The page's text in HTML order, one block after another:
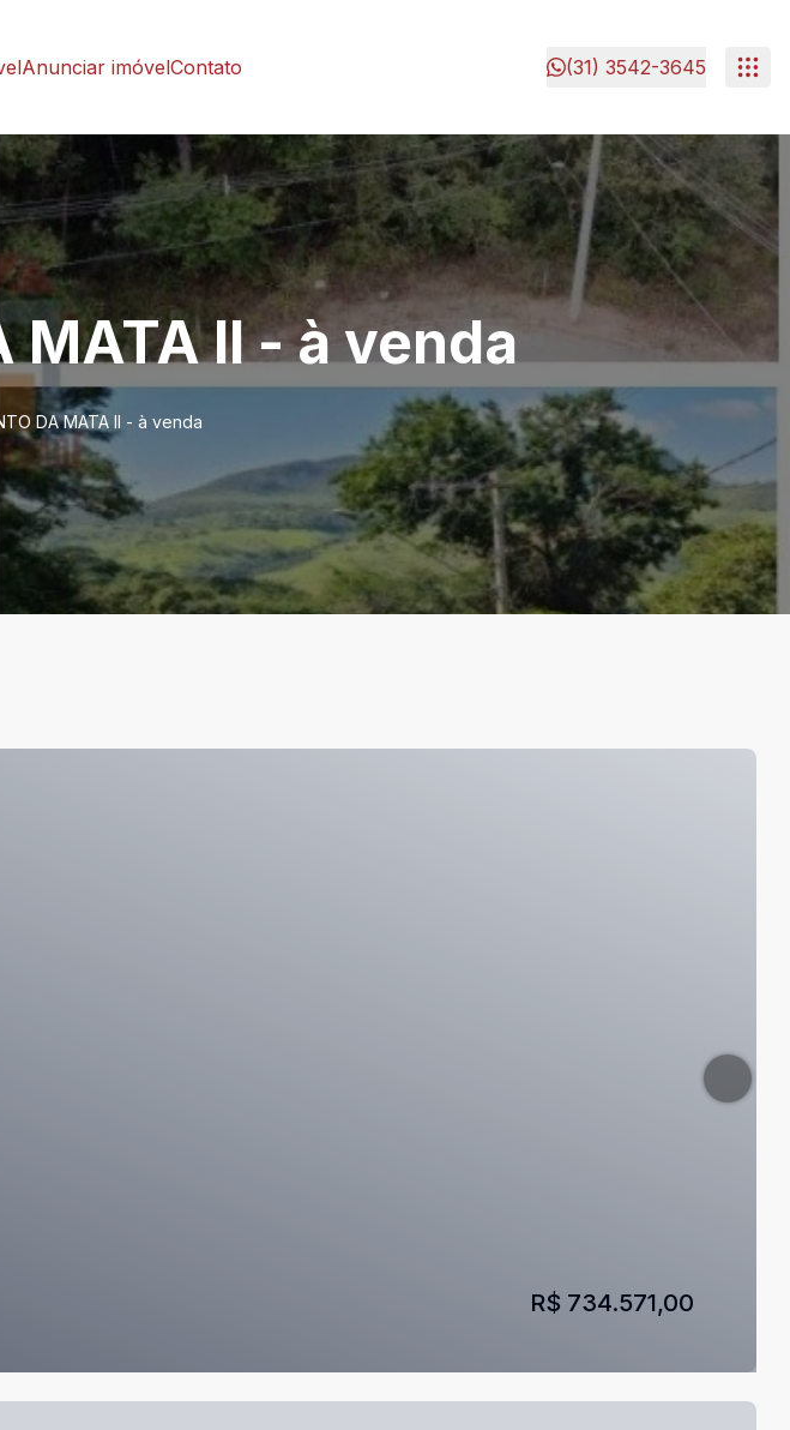
Anunciar imóvelContato (31) 3542-3645
MATA II - à venda
DA MATA II - à venda
R$ 734.571,00